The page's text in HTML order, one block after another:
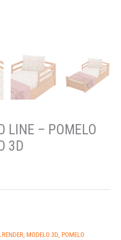
LINE – POMELO
3D
, MODELO 3D, POMELO